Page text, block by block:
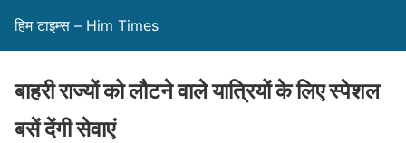
हिम टाइम्स – Him Times
बाहरी राज्यों को लौटने वाले यात्रियों के लिए स्पेशल
बसें देंगी सेवाएं